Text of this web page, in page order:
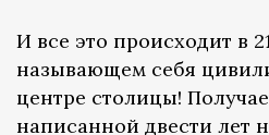
И все это происходит в
называющем себя
центре столицы!
написанной двести лет